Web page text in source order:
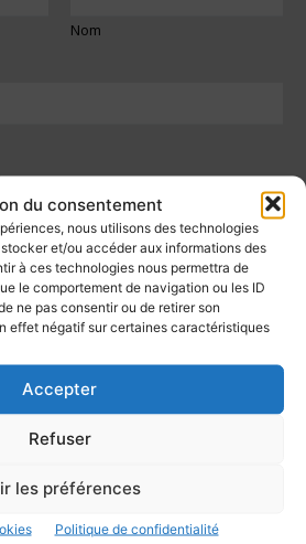
du consentement
nous utilisons des technologies
et/ou accéder aux informations des
à ces technologies nous permettra de
le comportement de navigation ou les ID
ne pas consentir ou de retirer son
effet négatif sur certaines caractéristiques
Accepter
Refuser
les préférences
Politique de confidentialité
Nom
ma demande.